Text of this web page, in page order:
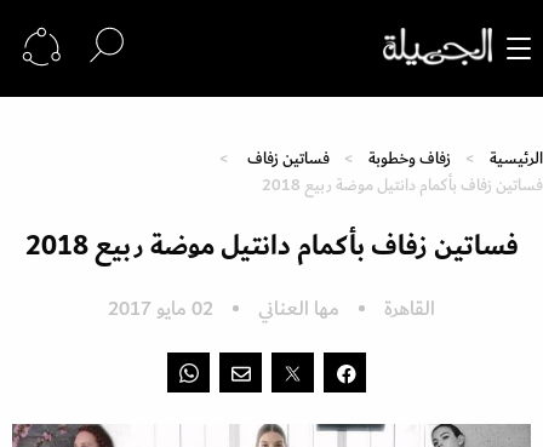
الرئيسية زفاف وخطوبة
فساتين زفاف
فساتين زفاف بأكمام دانتيل موضة ربيع 2018
فساتين زفاف بأكمام دانتيل موضة ربيع 2018
القاهرة مها العناني 02 مايو 2017